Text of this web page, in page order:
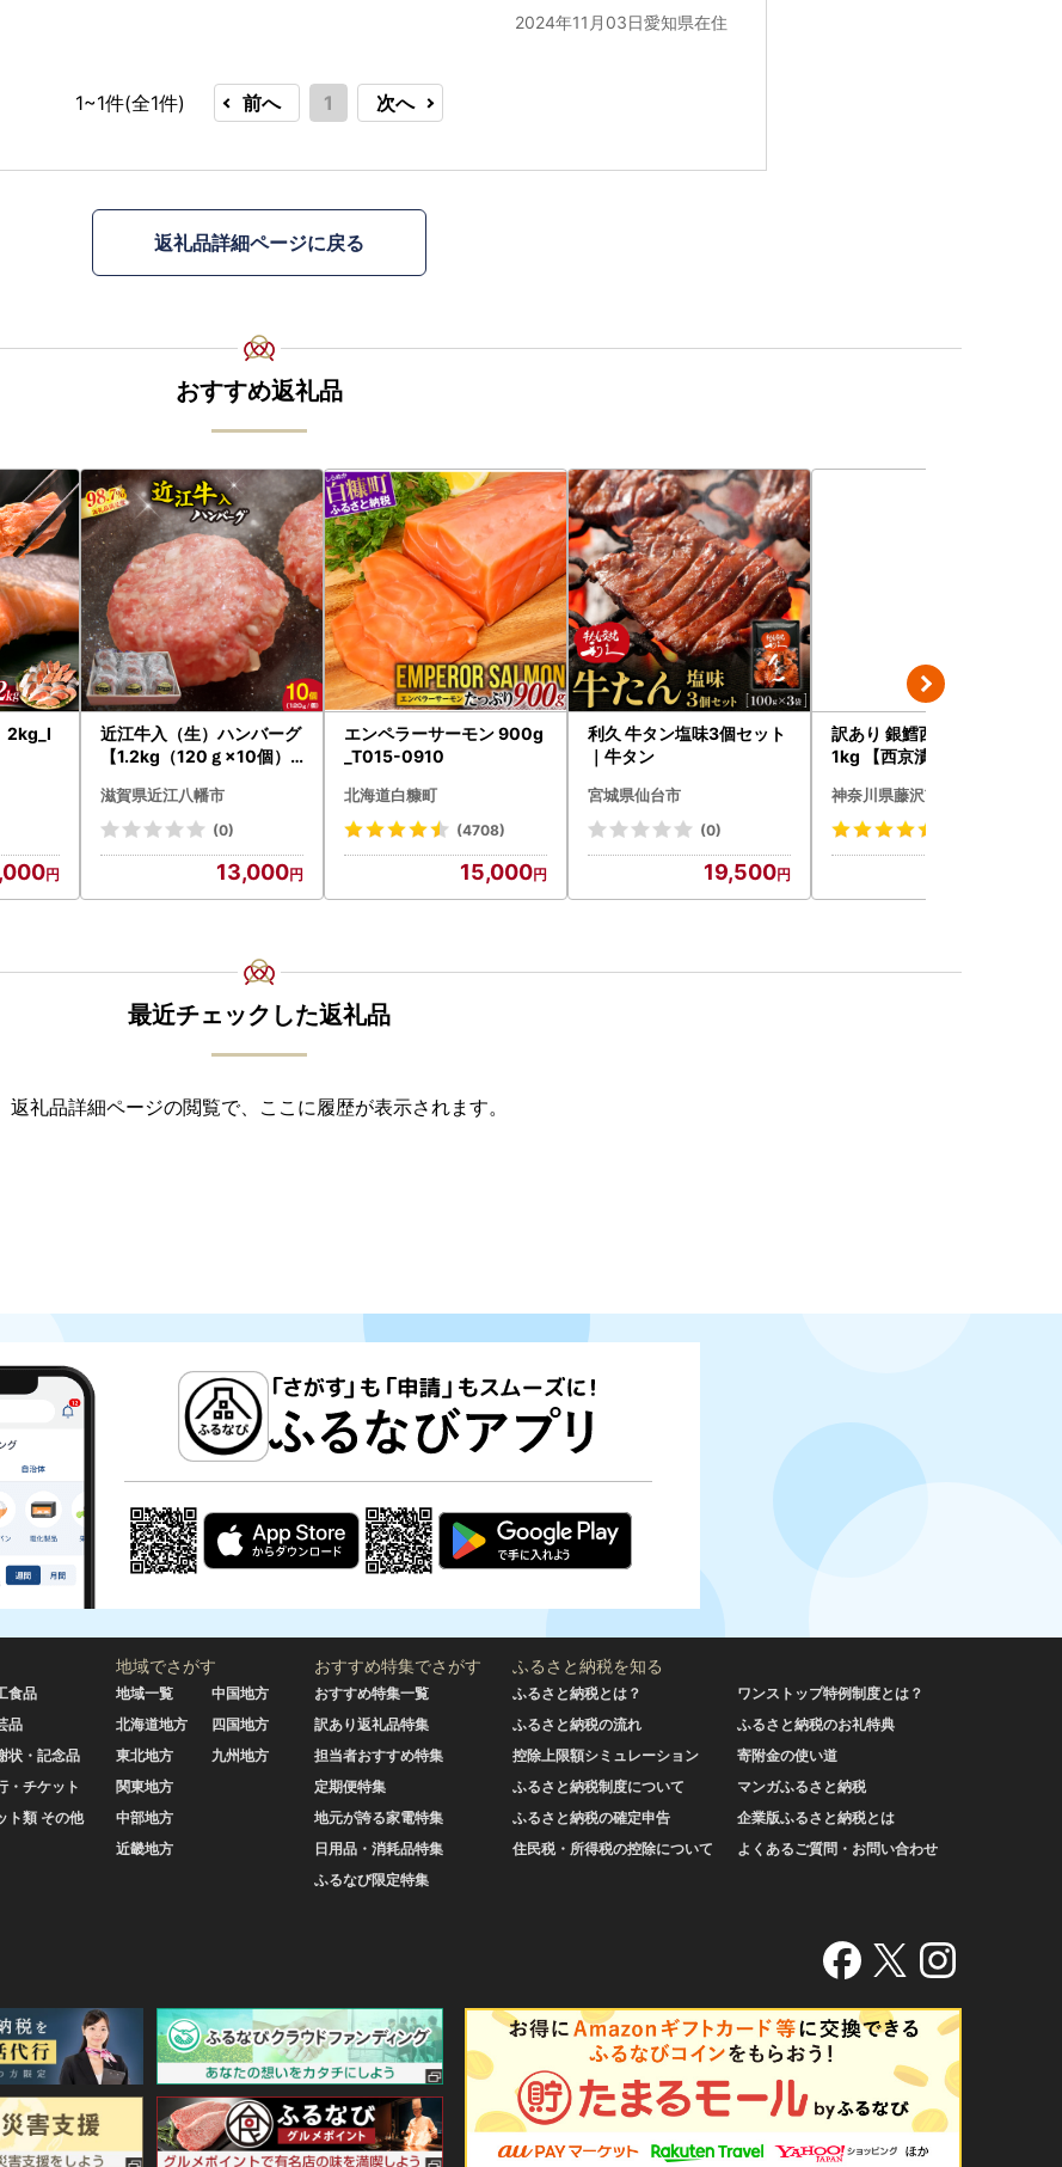
2024年11月03日愛知県在住
1~1件(全1件) 前へ 1 次へ
返礼品詳細ページに戻る
おすすめ返礼品
近江牛入（生）ハンバーグ
【1.2kg（120ｇ×10個）
滋賀県近江八幡市
(0)
13,000
エンペラーサーモン 900g
_T015-0910
北海道白糠町
(4708)
15,000
利久 牛タン塩味3個セット
｜牛タン
宮城県仙台市
(0)
19,500
訳あり 銀鱈西京漬け 10切
1kg 【西京漬け】
神奈川県藤沢市
最近チェックした返礼品
返礼品詳細ページの閲覧で、ここに履歴が表示されます。
食品
品
状・記念品
・チケット
ト類 その他
地域でさがす
地域一覧
北海道地方
東北地方
関東地方
中部地方
近畿地方
中国地方
四国地方
九州地方
おすすめ特集でさがす
おすすめ特集一覧
訳あり返礼品特集
担当者おすすめ特集
定期便特集
地元が誇る家電特集
日用品・消耗品特集
ふるなび限定特集
ふるさと納税を知る
ふるさと納税とは？
ふるさと納税の流れ
控除上限額シミュレーション
ふるさと納税制度について
ふるさと納税の確定申告
住民税・所得税の控除について
ワンストップ特例制度とは？
ふるさと納税のお礼特典
寄附金の使い道
マンガふるさと納税
企業版ふるさと納税とは
よくあるご質問・お問い合わせ